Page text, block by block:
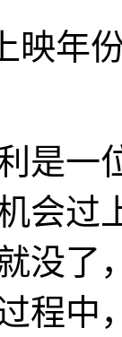
上映年
一位
会过
没了
程